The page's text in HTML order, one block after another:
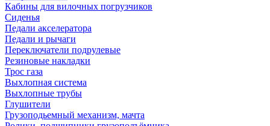
Кабины для вилочных погрузчиков
Сиденья
Педали акселератора
Педали и рычаги
Переключатели подрулевые
Резиновые накладки
Трос газа
Выхлопная система
Выхлопные трубы
Глушители
Грузоподьемный механизм, мачта